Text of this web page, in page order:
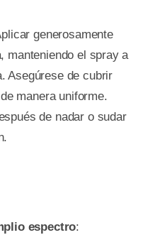
generosamente
manteniendo el spray a
Asegúrese de cubrir
manera uniforme.
de nadar o sudar
espectro: